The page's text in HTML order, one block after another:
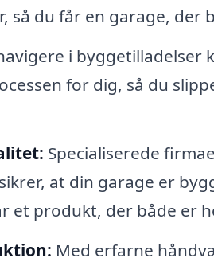
så du får en garage,
i byggetilladelser
for dig, så du
Specialiserede
at din garage er
et produkt, der både er
Med erfarne